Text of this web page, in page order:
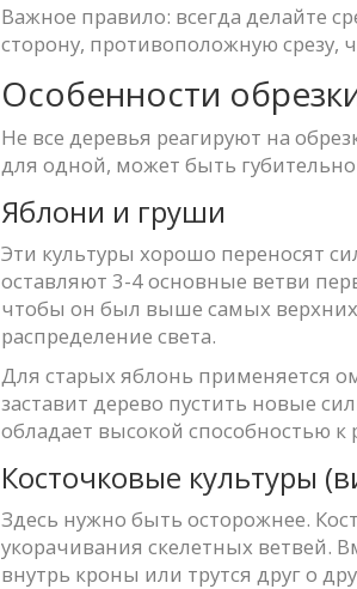
Важное правило: всегда делайте
сторону, противоположную срезу,
Особенности
Не все деревья реагируют на
для одной, может быть
Яблони и груши
Эти культуры хорошо переносят
оставляют 3-4 основные ветви
чтобы он был выше самых верхних
распределение света.
Для старых яблонь применяется
заставит дерево пустить новые
обладает высокой способностью к
Косточковые культуры
Здесь нужно быть осторожнее.
укорачивания скелетных ветвей.
внутрь кроны или трутся друг о